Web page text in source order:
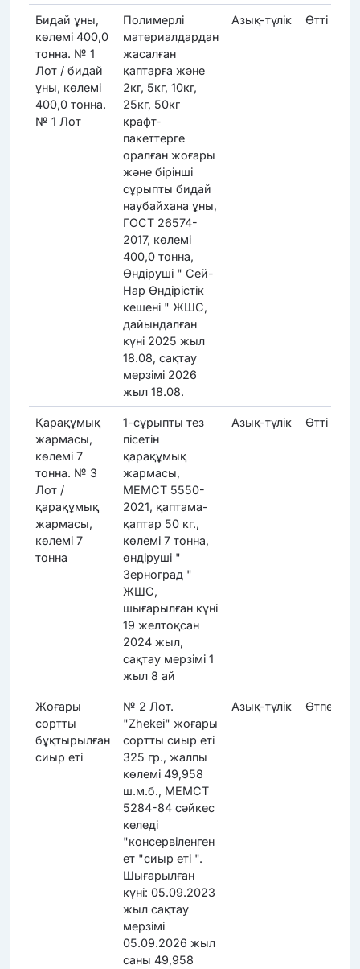
Бидай ұны,
көлемі 400,0
тонна. № 1
Лот / бидай
ұны, көлемі
400,0 тонна.
№ 1 Лот
Полимерлі
материалдардан
жасалған
қаптарға және
2кг, 5кг, 10кг,
25кг, 50кг
крафт-
пакеттерге
оралған жоғары
және бірінші
сұрыпты бидай
наубайхана ұны,
ГОСТ 26574-
2017, көлемі
400,0 тонна,
Өндіруші " Сей-
Нар Өндірістік
кешені " ЖШС,
дайындалған
күні 2025 жыл
18.08, сақтау
мерзімі 2026
жыл 18.08.
Азық-түлік Өтті
Қарақұмық
жармасы,
көлемі 7
тонна. № 3
Лот /
қарақұмық
жармасы,
көлемі 7
тонна
1-сұрыпты тез
пісетін
қарақұмық
жармасы,
МЕМСТ 5550-
2021, қаптама-
қаптар 50 кг.,
көлемі 7 тонна,
өндіруші "
Зерноград "
ЖШС,
шығарылған күні
19 желтоқсан
2024 жыл,
сақтау мерзімі 1
жыл 8 ай
Азық-түлік Өтті
Жоғары
сортты
бұқтырылған
сиыр еті
№ 2 Лот.
"Zhekei" жоғары
сортты сиыр еті
325 гр., жалпы
көлемі 49,958
ш.м.б., МЕМСТ
5284-84 сәйкес
келеді
"консервіленген
ет "сиыр еті ".
Шығарылған
күні: 05.09.2023
жыл сақтау
мерзімі
05.09.2026 жыл
саны 49,958
Азық-түлік Өтпеді